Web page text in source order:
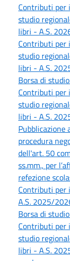
Contributi per
studio
libri - A.S.
Contributi per
studio
libri - A.S.
Borsa di
Contributi per
studio
libri - A.S.
Pubblicazione
procedura
dell'art. 50
ss.mm., per
refezione
Contributi
A.S. 2025/
Borsa di
Contributi per
studio
libri - A.S.